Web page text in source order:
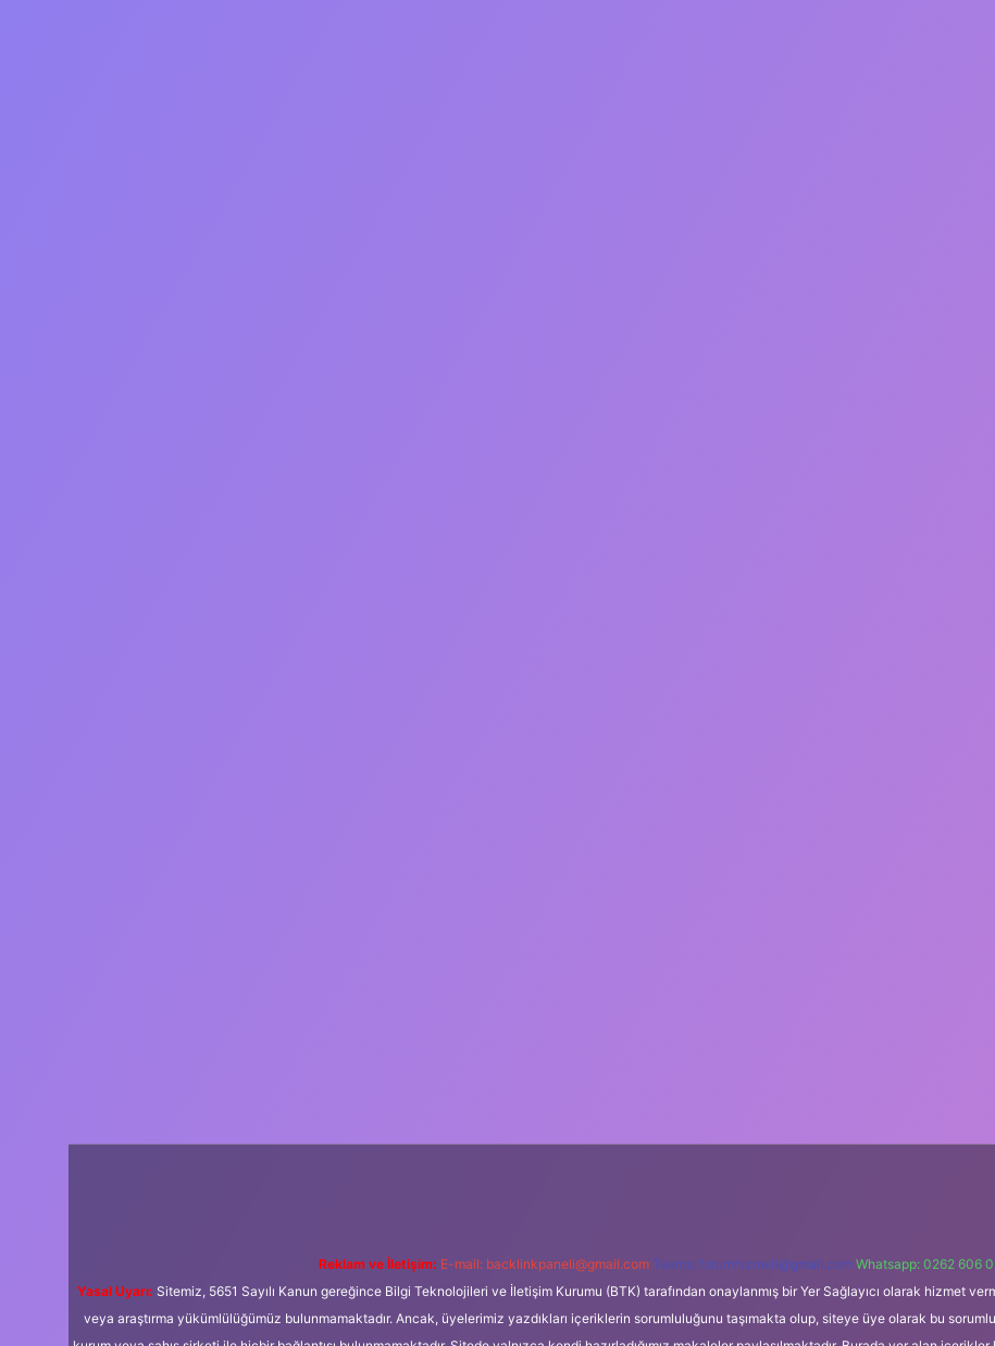
Reklam ve İletişim: E-mail: backlinkpaneli@gmail.com Teams: forumhizmeti@gmail.com Whatsapp: 0262 606
Yasal Uyarı: Sitemiz, 5651 Sayılı Kanun gereğince Bilgi Teknolojileri ve İletişim Kurumu (BTK) tarafından onaylanmış bir Yer Sağlayıcı olarak hizmet
veya araştırma yükümlülüğümüz bulunmamaktadır. Ancak, üyelerimiz yazdıkları içeriklerin sorumluluğunu taşımakta olup, siteye üye olarak bu